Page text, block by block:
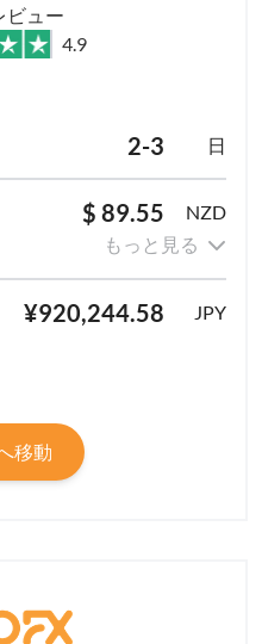
ビュー
4.9
2-3 日
$ 89.55
NZD
もっと見る
¥920,244.58 JPY
移動